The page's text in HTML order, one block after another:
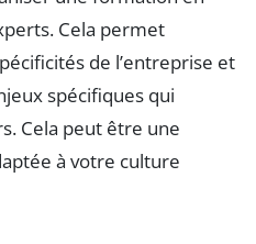
Cela permet
de l’entreprise et
spécifiques qui
Cela peut être une
à votre culture